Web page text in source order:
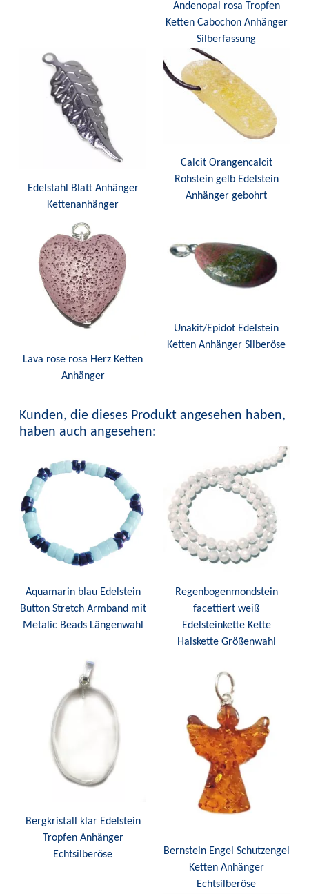
Andenopal rosa Tropfen
Ketten Cabochon Anhänger
Silberfassung
Edelstahl Blatt Anhänger
Kettenanhänger
Calcit Orangencalcit
Rohstein gelb Edelstein
Anhänger gebohrt
Lava rose rosa Herz Ketten
Anhänger
Unakit/Epidot Edelstein
Ketten Anhänger Silberöse
Kunden, die dieses Produkt angesehen haben,
haben auch angesehen:
Aquamarin blau Edelstein
Button Stretch Armband mit
Metalic Beads Längenwahl
Regenbogenmondstein
facettiert weiß
Edelsteinkette Kette
Halskette Größenwahl
Bergkristall klar Edelstein
Tropfen Anhänger
Echtsilberöse
Bernstein Engel Schutzengel
Ketten Anhänger
Echtsilberöse